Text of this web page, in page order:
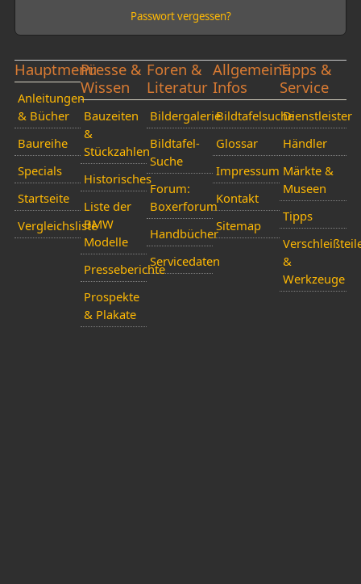
Passwort vergessen?
Hauptmenü
Anleitungen
& Bücher
Baureihe
Specials
Startseite
Vergleichsliste
Presse &
Wissen
Bauzeiten
&
Stückzahlen
Historisches
Liste der
BMW
Modelle
Presseberichte
Prospekte
& Plakate
Foren &
Literatur
Bildergalerie
Bildtafel-
Suche
Forum:
Boxerforum
Handbücher
Servicedaten
Allgemeine
Infos
Bildtafelsuche
Glossar
Impressum
Kontakt
Sitemap
Tipps &
Service
Dienstleister
Händler
Märkte &
Museen
Tipps
&
Werkzeuge